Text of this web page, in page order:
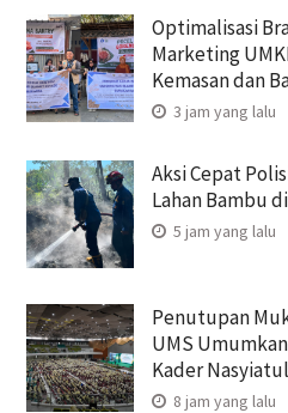
Optimalisasi
Marketing
Kemasan dan
3 jam yang lalu
Aksi Cepat
Lahan Bambu
5 jam yang lalu
Penutupan
UMS
Kader
8 jam yang lalu